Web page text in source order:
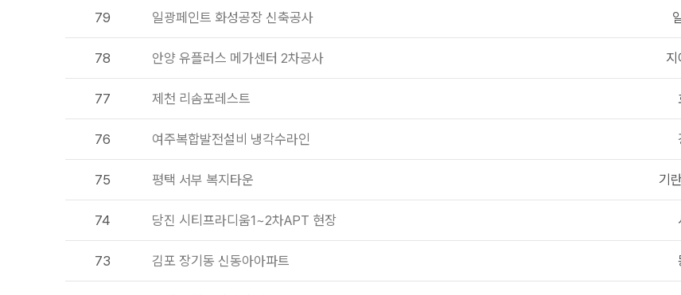
79 일광페인트 화성공장 신축공사
78 안양 유플러스 메가센터 2차공사 지
77 제천 리솜포레스트
76 여주복합발전설비 냉각수라인
75 평택 서부 복지타운 기
74 당진 시티프라디움1~2차APT 현장
73 김포 장기동 신동아아파트